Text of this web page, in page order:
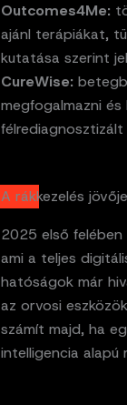
Outcomes4Me:
ajánl terápiákat,
kutatása szerint
CureWise:
megfogalmazni
A rákkezelés jövője
2025 első
ami a teljes
hatóságok már
az orvosi
számít majd, ha
intelligencia alapú